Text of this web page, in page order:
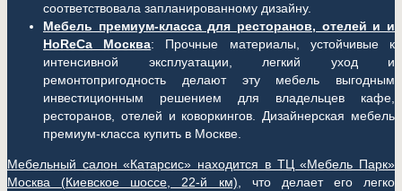
соответствовала запланированному дизайну.
Мебель премиум-класса для ресторанов, отелей и и
HoReCa Москва: Прочные материалы, устойчивые к
интенсивной эксплуатации, легкий уход и
ремонтопригодность делают эту мебель выгодным
инвестиционным решением для владельцев кафе,
ресторанов, отелей и коворкингов. Дизайнерская мебель
премиум-класса купить в Москве.
Мебельный салон «Катарсис» находится в ТЦ «Мебель Парк»
Москва (Киевское шоссе, 22-й км) , что делает его легко